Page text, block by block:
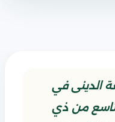
الدينى في
من ذي